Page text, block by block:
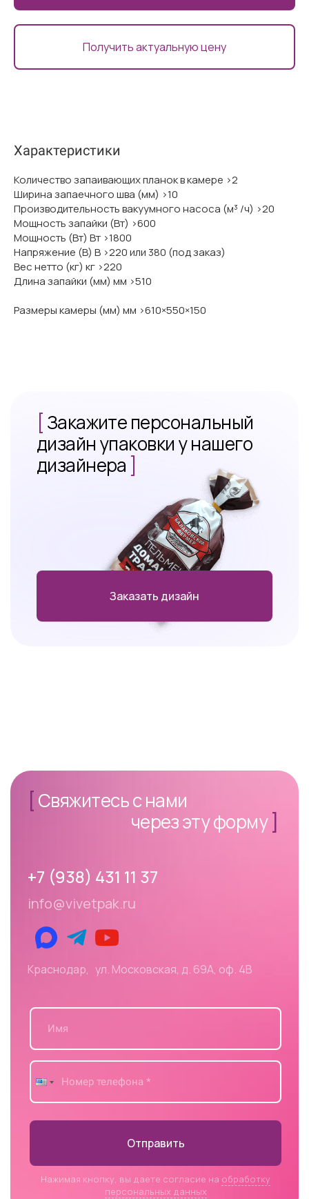
Получить актуальную цену
Характеристики
Количество запаивающих планок в камере >2
Ширина запаечного шва (мм) >10
Производительность вакуумного насоса (м³ /ч) >20
Мощность запайки (Вт) >600
Мощность (Вт) Вт >1800
Напряжение (В) В >220 или 380 (под заказ)
Вес нетто (кг) кг >220
Длина запайки (мм) мм >510
Размеры камеры (мм) мм >610×550×150
[Закажите персональный
дизайн упаковки у нашего
дизайнера ]
Заказать дизайн
[Свяжитесь с нами
через эту форму]
+7 (938) 431 11 37
info@vivetpak.ru
Краснодар, ул. Московская, д. 69А, оф. 4В
Отправить
Нажимая кнопку, вы даете согласие на обработку
персональных данных